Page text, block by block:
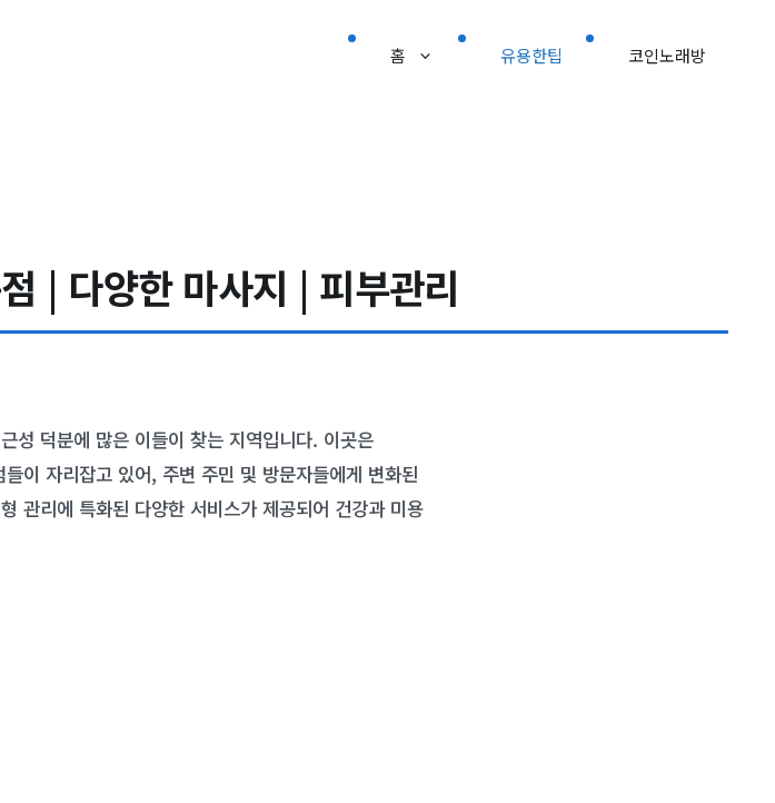
홈 유용한팁 코인노래방
| 다양한 마사지 | 피부관리
성 덕분에 많은 이들이 찾는 지역입니다. 이곳은
이 자리잡고 있어, 주변 주민 및 방문자들에게 변화된
관리에 특화된 다양한 서비스가 제공되어 건강과 미용